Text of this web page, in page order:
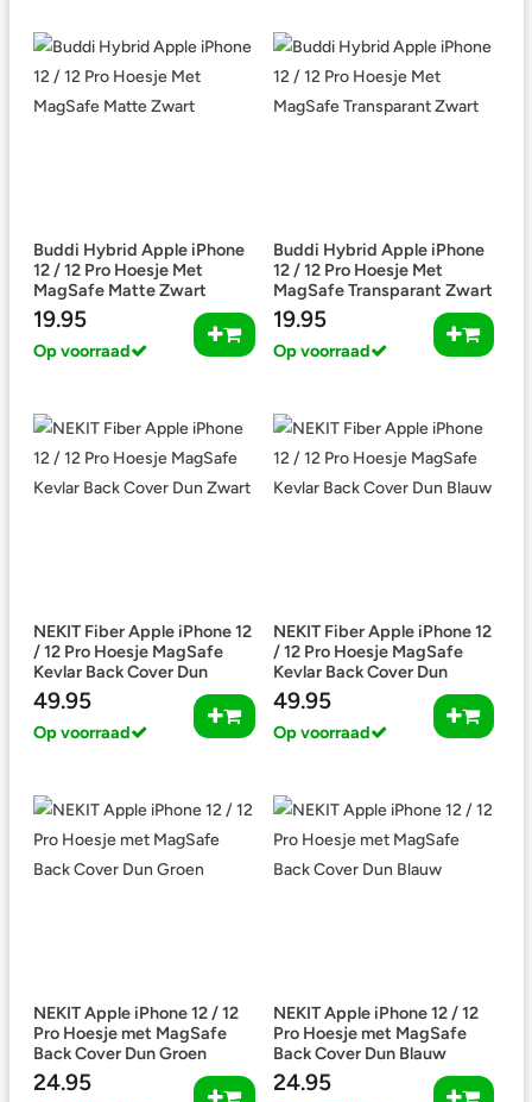
Buddi Hybrid Apple iPhone
12 / 12 Pro Hoesje Met
MagSafe Matte Zwart
19.95
Op voorraad
Buddi Hybrid Apple iPhone
12 / 12 Pro Hoesje Met
MagSafe Transparant Zwart
19.95
Op voorraad
NEKIT Fiber Apple iPhone 12
/ 12 Pro Hoesje MagSafe
Kevlar Back Cover Dun
Zwart
49.95
Op voorraad
NEKIT Fiber Apple iPhone 12
/ 12 Pro Hoesje MagSafe
Kevlar Back Cover Dun
Blauw
49.95
Op voorraad
NEKIT Apple iPhone 12 / 12
Pro Hoesje met MagSafe
Back Cover Dun Groen
24.95
NEKIT Apple iPhone 12 / 12
Pro Hoesje met MagSafe
Back Cover Dun Blauw
24.95